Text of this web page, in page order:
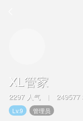
XL管家
2297 人气 | 249577
Lv.9 管理员